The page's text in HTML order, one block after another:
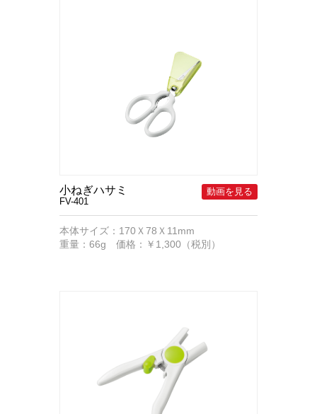
小ねぎハサミ
FV-401
本体サイズ：170Ｘ78Ｘ11mm
重量：66g 価格：￥1,300（税別）